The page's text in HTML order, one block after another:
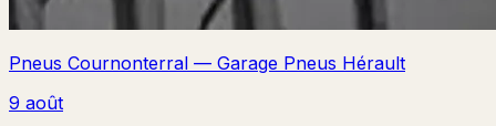
Pneus Cournonterral — Garage Pneus Hérault
9 août